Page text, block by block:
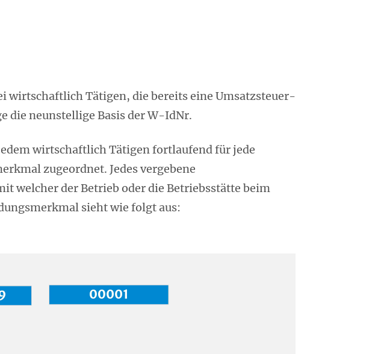
wirtschaftlich Tätigen, die bereits eine Umsatzsteuer-
neunstellige Basis der W-IdNr.
wirtschaftlich Tätigen fortlaufend für jede
zugeordnet. Jedes vergebene
welcher der Betrieb oder die Betriebsstätte beim
sieht wie folgt aus: